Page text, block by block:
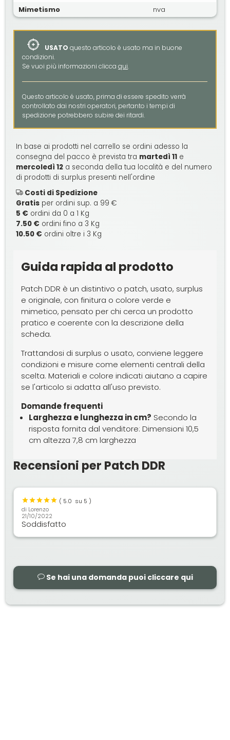
Mimetismo
nva
USATO questo articolo è usato ma in buone
condizioni.
Se vuoi più informazioni cliccaqui.
Questo articolo é usato, prima di essere spedito verrà
controllato dai nostri operatori, pertanto i tempi di
spedizione potrebbero subire dei ritardi.
In base ai prodotti nel carrello se ordini adesso la
consegna del pacco è prevista tra martedì 11 e
mercoledì 12 a seconda della tua località e del numero
di prodotti di surplus presenti nell'ordine
Costi di Spedizione
Gratis per ordini sup. a 99 €
5 € ordini da 0 a 1 Kg
7.50 € ordini fino a 3 Kg
10.50 € ordini oltre i 3 Kg
Guida rapida al prodotto
Patch DDR è un distintivo o patch, usato, surplus
e originale, con finitura o colore verde e
mimetico, pensato per chi cerca un prodotto
pratico e coerente con la descrizione della
scheda.
Trattandosi di surplus o usato, conviene leggere
condizioni e misure come elementi centrali della
scelta. Materiali e colore indicati aiutano a capire
se l'articolo si adatta all'uso previsto.
Domande frequenti
Larghezza e lunghezza in cm? Secondo la
risposta fornita dal venditore: Dimensioni 10,5
cm altezza 7,8 cm larghezza
Recensioni per Patch DDR
( 5.0 su 5 )
di Lorenzo
21/10/2022
Soddisfatto
Se hai una domanda puoi cliccare qui